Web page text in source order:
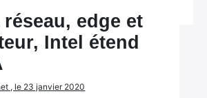
edge et
Intel étend
, le 23 janvier 2020